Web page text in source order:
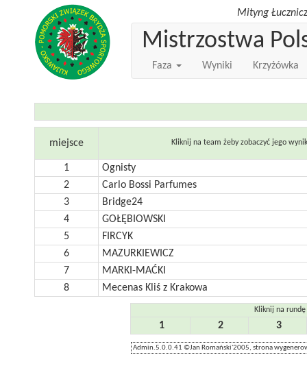
Mityng
Mistrzostwa
Faza Wyniki Krzyżówka
miejsce Kliknij na team żeby zobaczyć jego
1
Ognisty
2
Carlo Bossi Parfumes
3
Bridge24
4
GOŁĘBIOWSKI
5
FIRCYK
6
MAZURKIEWICZ
7
MARKI-MAĆKI
8
Mecenas Kliś z Krakowa
Kliknij na
1 2 3
Admin.5.0.0.41 ©Jan Romański'2005, strona